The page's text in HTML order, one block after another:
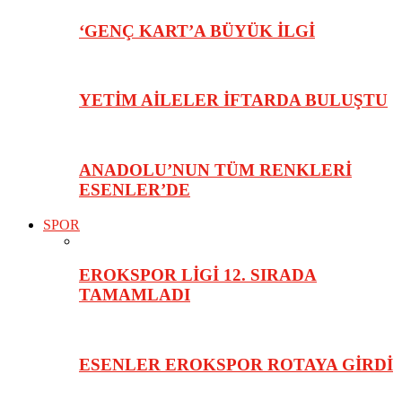
‘GENÇ KART’A BÜYÜK İLGİ
YETİM AİLELER İFTARDA BULUŞTU
ANADOLU’NUN TÜM RENKLERİ
ESENLER’DE
SPOR
EROKSPOR LİGİ 12. SIRADA
TAMAMLADI
ESENLER EROKSPOR ROTAYA GİRDİ